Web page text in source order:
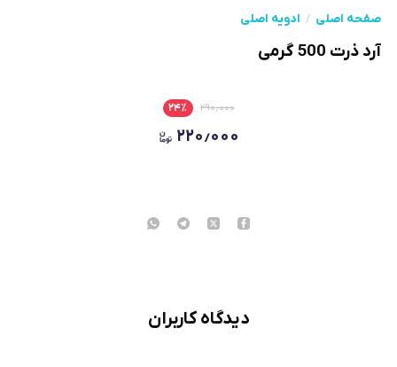
صفحه اصلی ادویه اصلی
آرد ذرت 500 گرمی
۲۹۰٫۰۰۰ ۲۴٪
۲۲۰٫۰۰۰
دیدگاه کاربران